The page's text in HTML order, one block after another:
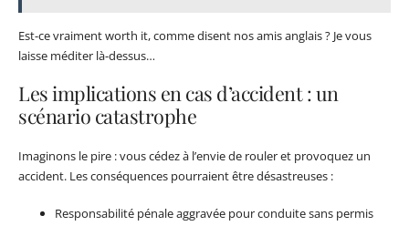
Est-ce vraiment worth it, comme disent nos amis anglais ? Je vous
laisse méditer là-dessus…
Les implications en cas d’accident : un
scénario catastrophe
Imaginons le pire : vous cédez à l’envie de rouler et provoquez un
accident. Les conséquences pourraient être désastreuses :
Responsabilité pénale aggravée pour conduite sans permis